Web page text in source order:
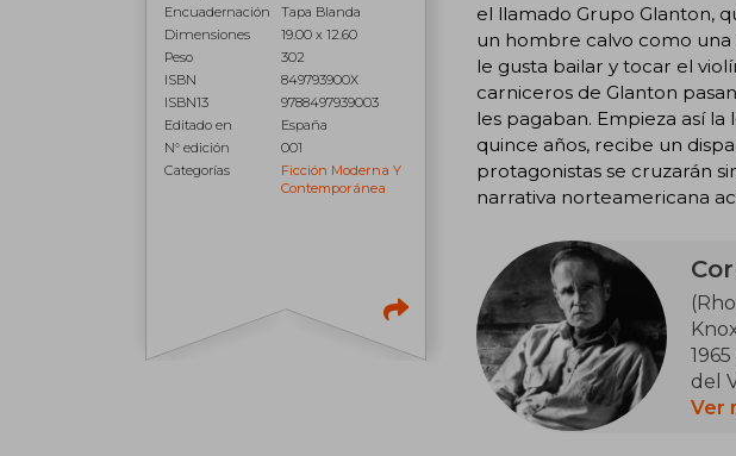
Encuadernación
Tapa Blanda
Dimensiones
19.00 x 12.60
Peso
302
ISBN
849793900X
ISBN13
9788497939003
Editado en
España
N° edición
001
Categorías
Ficción Moderna Y
Contemporánea
el llamado Grupo Glanton,
un hombre calvo como una
le gusta bailar y tocar el
carniceros de Glanton
les pagaban. Empieza así
quince años, recibe un
protagonistas se cruzarán
narrativa norteamericana
del
Ver